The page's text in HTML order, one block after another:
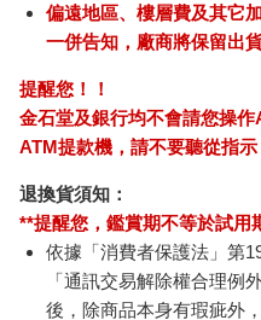
偏遠地區、樓層費及其它
一併告知，廠商將保留出
提醒您！！
金石堂及銀行均不會請您操
ATM提款機，請不要聽從指示
退換貨須知：
**提醒您，鑑賞期不等於試用
依據「消費者保護法」第
「通訊交易解除權合理例
後，除商品本身有瑕疵外